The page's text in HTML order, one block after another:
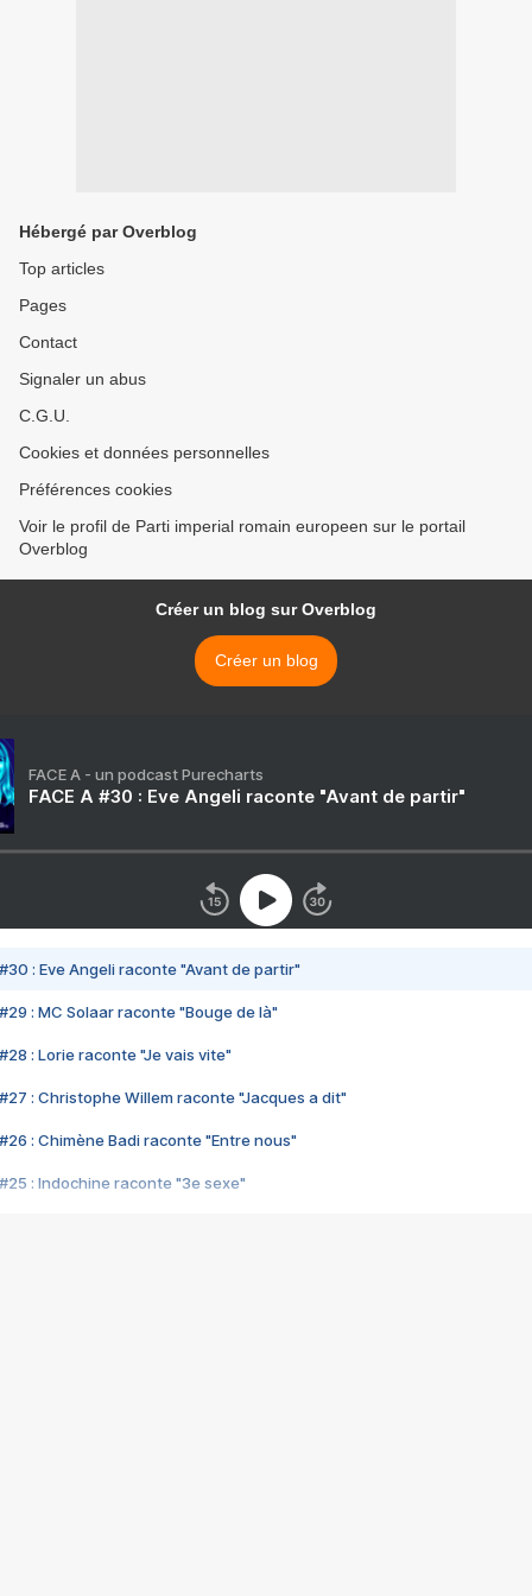
Hébergé par Overblog
Top articles
Pages
Contact
Signaler un abus
C.G.U.
Cookies et données personnelles
Préférences cookies
Voir le profil de Parti imperial romain europeen sur le portail
Overblog
Créer un blog sur Overblog
Créer un blog
FACE A - un podcast Purecharts
FACE A #30 : Eve Angeli raconte "Avant de partir"
#30 : Eve Angeli raconte "Avant de partir"
#29 : MC Solaar raconte "Bouge de là"
#28 : Lorie raconte "Je vais vite"
#27 : Christophe Willem raconte "Jacques a dit"
#26 : Chimène Badi raconte "Entre nous"
#25 : Indochine raconte "3e sexe"